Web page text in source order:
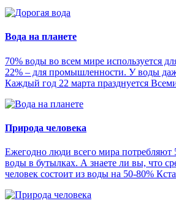
Вода на планете
70% воды во всем мире используется
22% – для промышленности. У воды
Каждый год 22 марта празднуется
Природа человека
Ежегодно люди всего мира потребляют
воды в бутылках. А знаете ли вы, что
человек состоит из воды на 50-80%